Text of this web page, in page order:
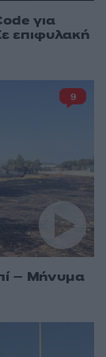
για
επιφυλακή
– Μήνυμα
9